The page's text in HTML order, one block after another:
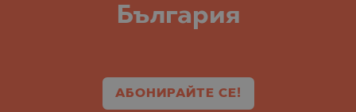
България
АБОНИРАЙТЕ СЕ!